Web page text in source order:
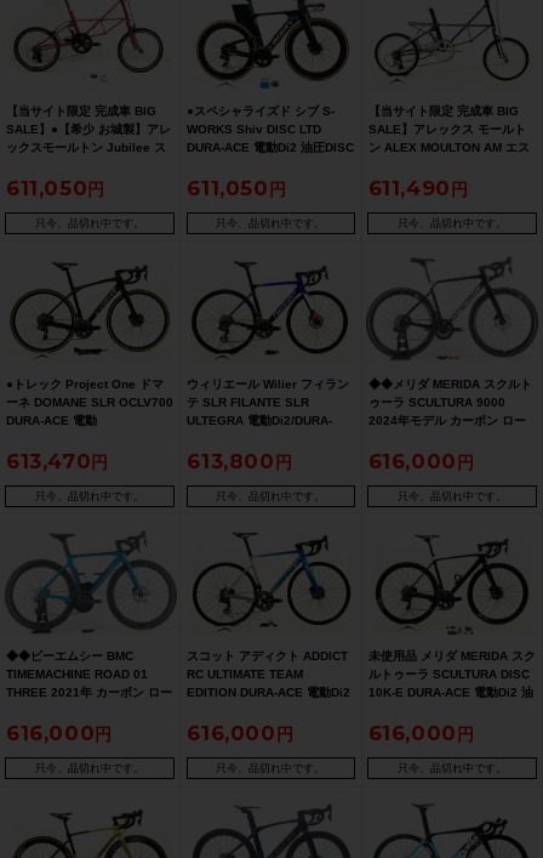
【当サイト限定 完成車 BIG
SALE】●【希少 お城製】アレ
ックスモールトン Jubilee ス
CAMPAGNOLO POTENZA 小
径車 20インチ レッド【期間限
定 9/26 午前10時迄】
611,050
只今、品切れ中です。
●スペシャライズド シブ S-
WORKS Shiv DISC LTD
DURA-ACE 電動Di2 油圧DISC
ーボン ロードバイク XSサイ
611,050
只今、品切れ中です。
【当サイト限定 完成車 BIG
SALE】アレックス モールト
ン ALEX MOULTON AM エス
分割式フレーム 17インチ グレ
ー【期間限定 1/27 午前10時
611,490
只今、品切れ中です。
●トレック Project One ドマ
ーネ DOMANE SLR OCLV700
DURA-ACE 電動
ーボンロードバイク 52 モルテ
ンマーブル
613,470
只今、品切れ中です。
ウィリエール Wilier フィラン
テ SLR FILANTE SLR
ULTEGRA 電動Di2/DURA-
ードバイク S ブルー
613,800
只今、品切れ中です。
◆◆メリダ MERIDA スクルト
ゥーラ SCULTURA 9000
2024年モデル カーボン ロー
FORCE eTap AXS 12速（サ
イクルパラダイス大阪より配
616,000
只今、品切れ中です。
◆◆ビーエムシー BMC
TIMEMACHINE ROAD 01
THREE 2021年 カーボン ロー
Di2 R8050 11速 プーリーケー
ジカスタム（サイクルパラダ
イス大阪より配送）
616,000
只今、品切れ中です。
スコット アディクト ADDICT
RC ULTIMATE TEAM
EDITION DURA-ACE 電動Di2
ードバイク 54 ブルー/シルバ
616,000
只今、品切れ中です。
未使用品 メリダ MERIDA スク
ルトゥーラ SCULTURA DISC
10K-E DURA-ACE 電動Di2 油
ドバイク 50(S) BK/WT
616,000
只今、品切れ中です。